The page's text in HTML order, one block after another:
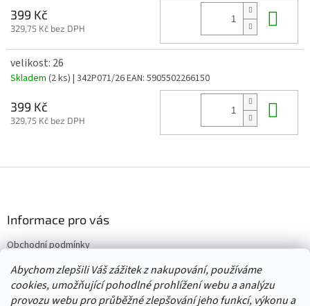
Abychom zlepšili Váš zážitek z nakupování, používáme
cookies, umožňující pohodlné prohlížení webu a analýzu
provozu webu pro průběžné zlepšování jeho funkcí, výkonu a
399 Kč
329,75 Kč bez DPH
velikost: 26
Skladem (2 ks) | 342P071/26EAN: 5905502266150
399 Kč
329,75 Kč bez DPH
í
Informace pro vás
Obchodní podmínky
Vrácení/výměna/reklamace
Velkoobchod